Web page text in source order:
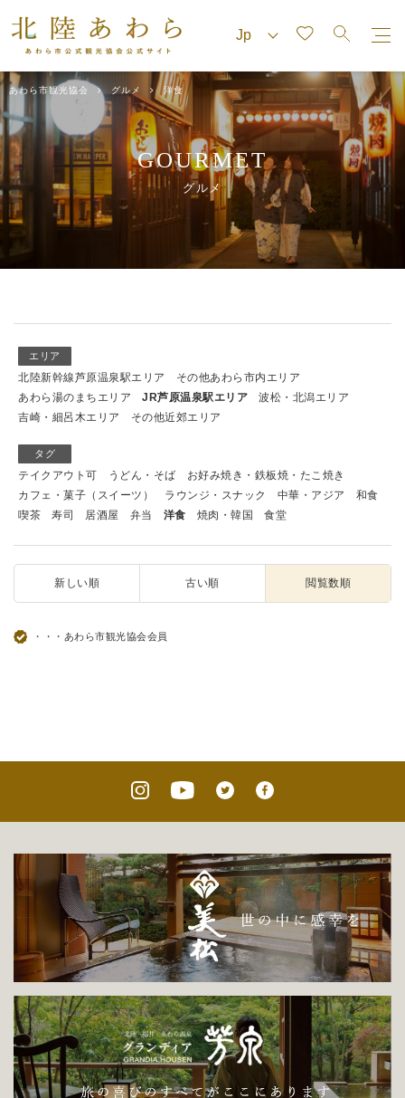
あわら市観光協会 グルメ 洋食
GOURMET
グルメ
エリア
北陸新幹線芦原温泉駅エリア
その他あわら市内エリア
あわら湯のまちエリア
JR芦原温泉駅エリア
波松・北潟エリア
吉崎・細呂木エリア
その他近郊エリア
タグ
テイクアウト可 うどん・そば
お好み焼き・鉄板焼・たこ焼き
カフェ・菓子（スイーツ）
ラウンジ・スナック 中華・アジア
和食
喫茶
寿司 居酒屋 弁当 洋食 焼肉・韓国 食堂
新しい順 古い順 閲覧数順
・・・あわら市観光協会会員